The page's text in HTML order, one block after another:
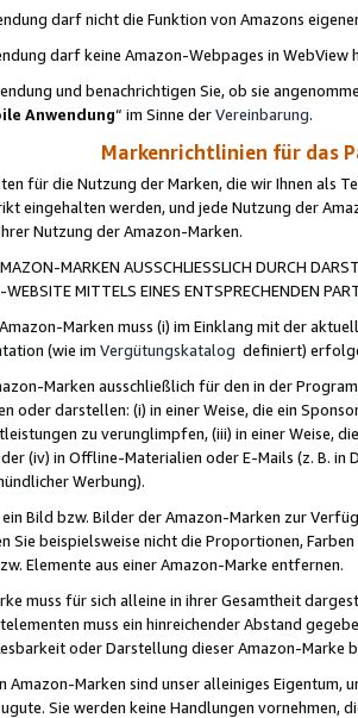
darf nicht die Funktion von Amazons
darf keine Amazon-Webpages in WebView
und benachrichtigen Sie, ob sie
Anwendung“ im Sinne derVereinbarung.
Markenrichtlinien für das
für die Nutzung der Marken, die wir Ihnen als
eingehalten werden, und jede Nutzung der
Nutzung der Amazon-Marken.
MARKEN AUSSCHLIESSLICH DURCH
MITTELS EINES ENTSPRECHENDEN
Marken muss (i) im Einklang mit der
(wie im Vergütungskatalog definiert)
Marken ausschließlich für den in der
oder darstellen: (i) in einer Weise, die ein
zu verunglimpfen, (iii) in einer Weise,
(iv) in Offline-Materialien oder E-Mails (z. B. in
Werbung).
Bild bzw. Bilder der Amazon-Marken zur
Sie beispielsweise nicht die Proportionen,
Elemente aus einer Amazon-Marke entfernen.
muss für sich alleine in ihrer Gesamtheit
muss ein hinreichender Abstand
oder Darstellung dieser Amazon-Marke
Amazon-Marken sind unser alleiniges
Sie werden keine Handlungen vornehmen,